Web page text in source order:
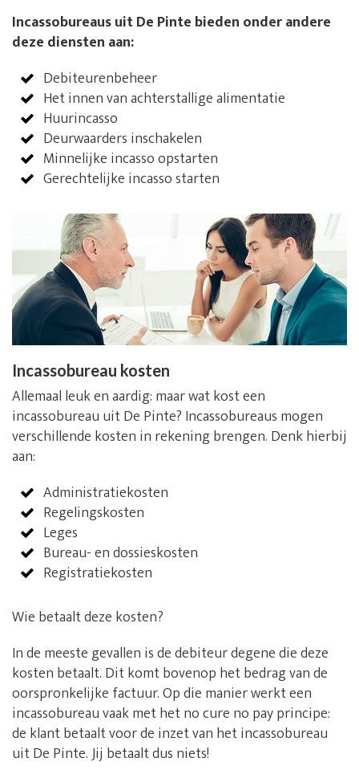
Incassobureaus uit De Pinte bieden onder andere
deze diensten aan:
Debiteurenbeheer
Het innen van achterstallige alimentatie
Huurincasso
Deurwaarders inschakelen
Minnelijke incasso opstarten
Gerechtelijke incasso starten
Incassobureau kosten
Allemaal leuk en aardig: maar wat kost een
incassobureau uit De Pinte? Incassobureaus mogen
verschillende kosten in rekening brengen. Denk hierbij
aan:
Administratiekosten
Regelingskosten
Leges
Bureau- en dossieskosten
Registratiekosten
Wie betaalt deze kosten?
In de meeste gevallen is de debiteur degene die deze
kosten betaalt. Dit komt bovenop het bedrag van de
oorspronkelijke factuur. Op die manier werkt een
incassobureau vaak met het no cure no pay principe:
de klant betaalt voor de inzet van het incassobureau
uit De Pinte. Jij betaalt dus niets!